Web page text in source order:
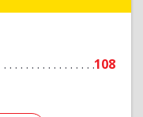
108
Подробнее